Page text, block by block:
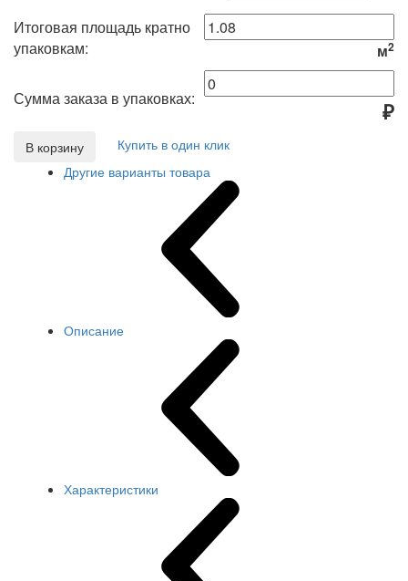
Итоговая площадь кратно
упаковкам:
м2
Сумма заказа в упаковках: ₽
В корзину
Купить в один клик
Другие варианты товара
Описание
Характеристики